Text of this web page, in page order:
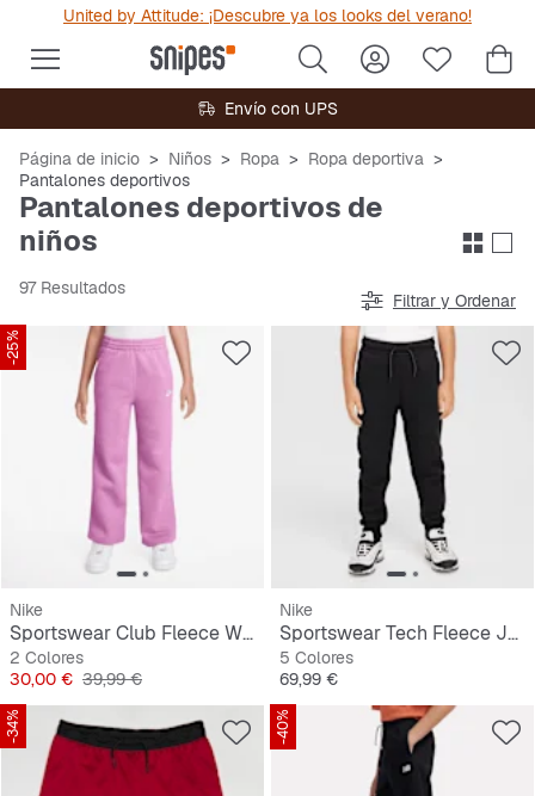
United by Attitude: ¡Descubre ya los looks del verano!
Envío con UPS
Página de inicio Niños Ropa
Ropa deportiva
Pantalones deportivos
Pantalones deportivos de
niños
97 Resultados
Filtrar y Ordenar
-25%
Nike
Sportswear Club Fleece Wide-Leg Low Brand Read Pant
2 Colores
Precio
30,00 € Precio original
39,99 €
Nike
Sportswear Tech Fleece Jogger
5 Colores
Precio
69,99 €
-34% -40%